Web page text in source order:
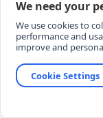
İÇERİK VE ONAY
hürriyetinin kullanımı
hukuka, inanca ve
değerler
imla kalitesi gazete
küfür, rencide edici
içeriğine
kullanıcı adlarıyla